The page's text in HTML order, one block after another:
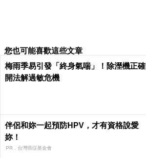
您也可能喜歡這些文章
梅雨季易引發「終身氣喘」！除溼機正確
開法解過敏危機
伴侶和妳一起預防HPV，才有資格說愛
妳！
PR．台灣癌症基金會